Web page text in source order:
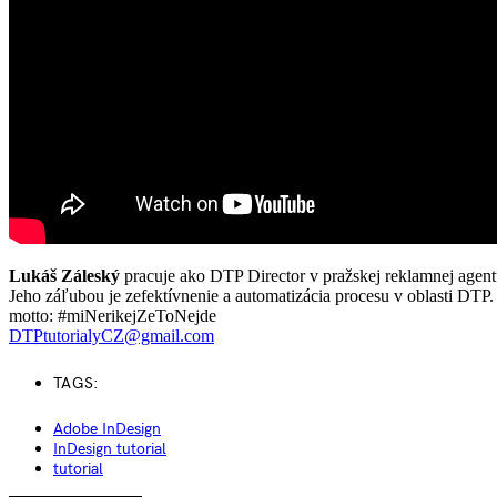
Lukáš Záleský pracuje ako DTP Director v pražskej reklamnej
Jeho záľubou je zefektívnenie a automatizácia procesu v oblasti DTP.
motto: #miNerikejZeToNejde
DTPtutorialyCZ@gmail.com
TAGS:
Adobe InDesign
InDesign tutorial
tutorial